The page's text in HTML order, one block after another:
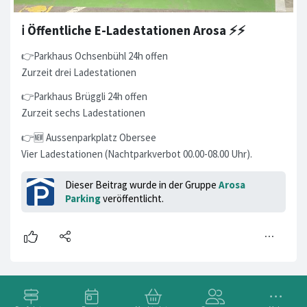
ℹ️ Öffentliche E-Ladestationen Arosa ⚡️⚡️
👉Parkhaus Ochsenbühl 24h offen
Zurzeit drei Ladestationen
👉Parkhaus Brüggli 24h offen
Zurzeit sechs Ladestationen
👉🆕 Aussenparkplatz Obersee
Vier Ladestationen (Nachtparkverbot 00.00-08.00 Uhr).
Dieser Beitrag wurde in der Gruppe Arosa
Parkingveröffentlicht.